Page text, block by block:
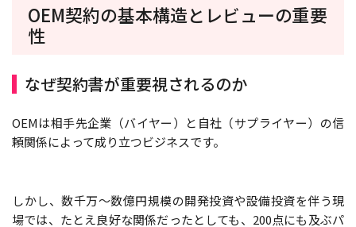
OEM契約の基本構造とレビューの重要
性
なぜ契約書が重要視されるのか
OEMは相手先企業（バイヤー）と自社（サプライヤー）の信
頼関係によって成り立つビジネスです。
しかし、数千万～数億円規模の開発投資や設備投資を伴う現
場では、たとえ良好な関係だったとしても、200点にも及ぶパ